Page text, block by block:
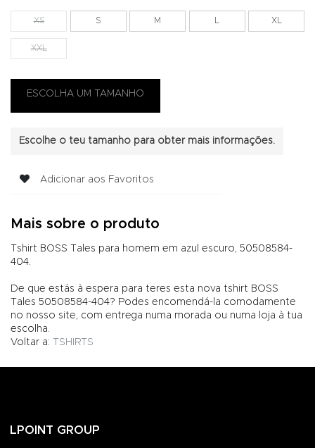
XS S M L XL
XXL
Escolhe o teu tamanho para obter mais informações.
Adicionar aos Favoritos
Mais sobre o produto
Tshirt BOSS Tales para homem em azul escuro, 50508584-
404.
De que estás à espera para teres esta nova tshirt BOSS
Tales 50508584-404? Podes encomendá-la comodamente
no nosso site, com entrega numa morada ou numa loja à tua
escolha.
Voltar a: TSHIRTS
LPOINT GROUP